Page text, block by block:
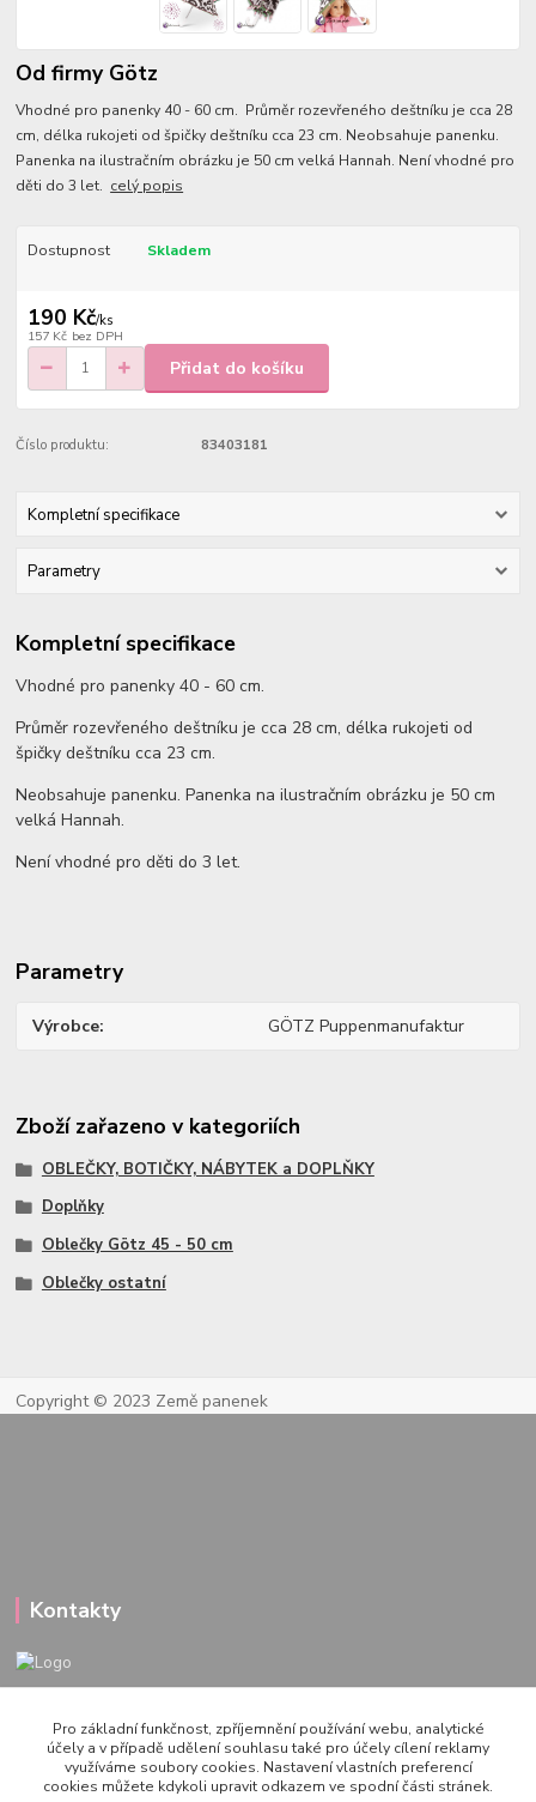
Od firmy Götz
Vhodné pro panenky 40 - 60 cm. Průměr rozevřeného deštníku je cca 28
cm, délka rukojeti od špičky deštníku cca 23 cm. Neobsahuje panenku.
Panenka na ilustračním obrázku je 50 cm velká Hannah. Není vhodné pro
děti do 3 let. celý popis
Dostupnost Skladem
190 Kč/ks
157 Kč bez DPH
Přidat do košíku
Číslo produktu: 83403181
Kompletní specifikace
Parametry
Kompletní specifikace
Vhodné pro panenky 40 - 60 cm.
Průměr rozevřeného deštníku je cca 28 cm, délka rukojeti od
špičky deštníku cca 23 cm.
Neobsahuje panenku. Panenka na ilustračním obrázku je 50 cm
velká Hannah.
Není vhodné pro děti do 3 let.
Parametry
Výrobce GÖTZ Puppenmanufaktur
Zboží zařazeno v kategoriích
OBLEČKY, BOTIČKY, NÁBYTEK a DOPLŇKY
Doplňky
Oblečky Götz 45 - 50 cm
Oblečky ostatní
Copyright © 2023 Země panenek
Kontakty
PO-PÁ 10-20h., SO+NE 14-20h.
zemepanenek@gmail.com
Pro základní funkčnost, zpříjemnění používání webu, analytické
účely a v případě udělení souhlasu také pro účely cílení reklamy
využíváme soubory cookies. Nastavení vlastních preferencí
cookies můžete kdykoli upravit odkazem ve spodní části stránek.